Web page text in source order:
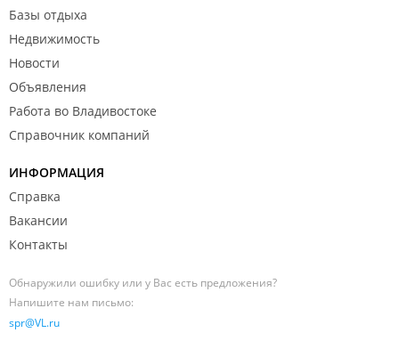
Базы отдыха
Недвижимость
Новости
Объявления
Работа во Владивостоке
Справочник компаний
ИНФОРМАЦИЯ
Справка
Вакансии
Контакты
Обнаружили ошибку или у Вас есть предложения?
Напишите нам письмо:
spr@VL.ru